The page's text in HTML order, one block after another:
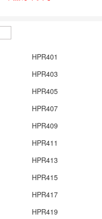
HPR401
HPR403
HPR405
HPR407
HPR409
HPR411
HPR413
HPR415
HPR417
HPR419